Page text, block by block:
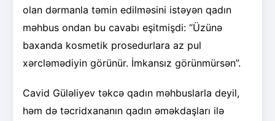
olan dərmanla təmin edilməsini istəyən qadın
məhbus ondan bu cavabı eşitmişdi: “Üzünə
baxanda kosmetik prosedurlara az pul
xərcləmədiyin görünür. İmkansız görünmürsən”.
Cavid Güləliyev təkcə qadın məhbuslarla deyil,
həm də təcridxananın qadın əməkdaşları ilə